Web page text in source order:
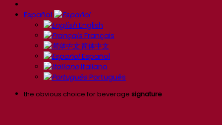
Español
English
Français
简体中文
Español
Italiano
Português
the obvious choice for beverage signature